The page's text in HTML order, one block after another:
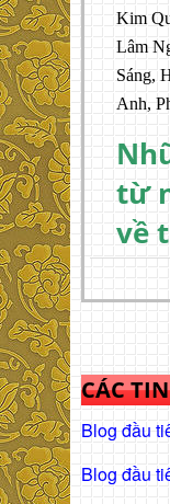
Kim
Lâm
Sáng,
Anh,
từ
về
CÁC
Blog đầu
Blog đầu